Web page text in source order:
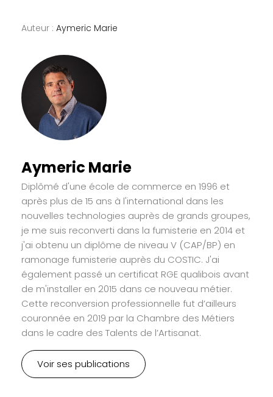
Auteur : Aymeric Marie
Aymeric Marie
Diplômé d'une école de commerce en 1996 et
après plus de 15 ans à l'international dans les
nouvelles technologies auprès de grands groupes,
je me suis reconverti dans la fumisterie en 2014 et
j'ai obtenu un diplôme de niveau V (CAP/BP) en
ramonage fumisterie auprès du COSTIC. J'ai
également passé un certificat RGE qualibois avant
de m'installer en 2015 dans ce nouveau métier.
Cette reconversion professionnelle fut d’ailleurs
couronnée en 2019 par la Chambre des Métiers
dans le cadre des Talents de l’Artisanat.
Voir ses publications